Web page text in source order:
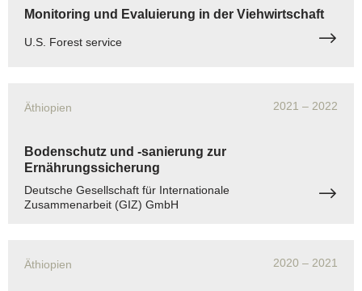
Monitoring und Evaluierung in der Viehwirtschaft
U.S. Forest service
Äthiopien 2021 – 2022
Bodenschutz und -sanierung zur
Ernährungssicherung
Deutsche Gesellschaft für Internationale
Zusammenarbeit (GIZ) GmbH
Äthiopien 2020 – 2021